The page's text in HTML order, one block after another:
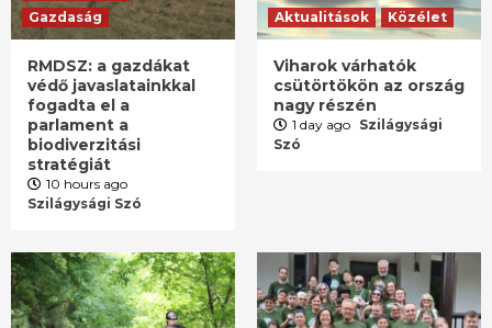
Gazdaság
RMDSZ: a gazdákat
védő javaslatainkkal
fogadta el a
parlament a
biodiverzitási
stratégiát
10 hours ago
Szilágysági Szó
Aktualitások Közélet
Viharok várhatók
csütörtökön az ország
nagy részén
1 day ago Szilágysági
Szó